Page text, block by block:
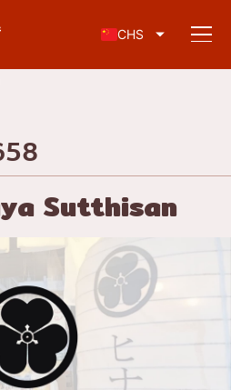
CHS
Sutthisan